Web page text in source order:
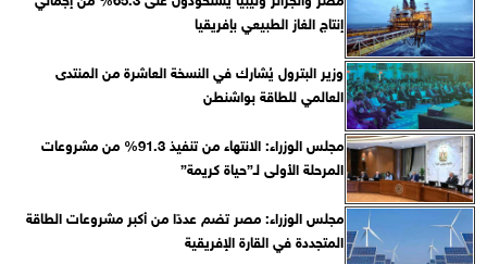
إنتاج الغاز الطبيعي بإفريقيا
وزير البترول يُشارك في النسخة العاشرة من المنتدى
العالمي للطاقة بواشنطن
مجلس الوزراء: الانتهاء من تنفيذ 91.3% من مشروعات
المرحلة الأولى لـ”حياة كريمة”
مجلس الوزراء: مصر تضم عددًا من أكبر مشروعات الطاقة
المتجددة في القارة الإفريقية